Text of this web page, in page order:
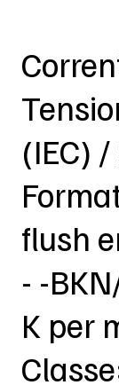
(IEC)
flush
- -
K per